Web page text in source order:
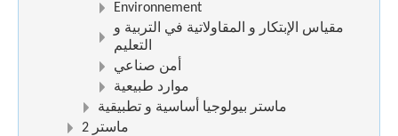
Environnement
مقياس الإبتكار و المقاولاتية في التربية و
التعليم
أمن صناعي
موارد طبيعية
ماستر بيولوجيا أساسية و تطبيقية
ماستر 2